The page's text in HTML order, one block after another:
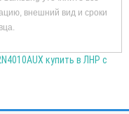
внешний вид и сроки
купить в ЛНР с